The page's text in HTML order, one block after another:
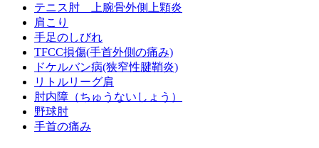
テニス肘 上腕骨外側上顆炎
肩こり
手足のしびれ
TFCC損傷(手首外側の痛み)
ドケルバン病(狭窄性腱鞘炎)
リトルリーグ肩
肘内障（ちゅうないしょう）
野球肘
手首の痛み